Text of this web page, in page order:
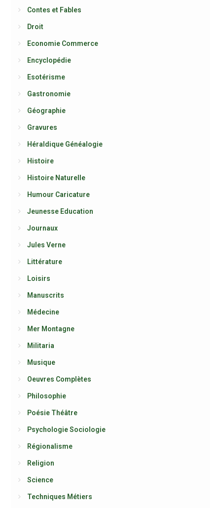
Contes et Fables
Droit
Economie Commerce
Encyclopédie
Esotérisme
Gastronomie
Géographie
Gravures
Héraldique Généalogie
Histoire
Histoire Naturelle
Humour Caricature
Jeunesse Education
Journaux
Jules Verne
Littérature
Loisirs
Manuscrits
Médecine
Mer Montagne
Militaria
Musique
Oeuvres Complètes
Philosophie
Poésie Théâtre
Psychologie Sociologie
Régionalisme
Religion
Science
Techniques Métiers